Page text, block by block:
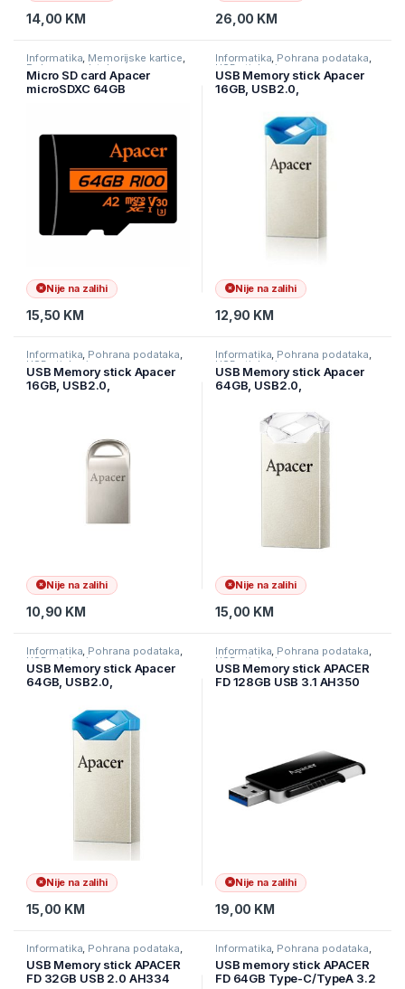
14,00 KM 26,00 KM
Informatika, Memorijske kartice,
Pohrana podataka
Micro SD card Apacer
microSDXC 64GB
Nije na zalihi
15,50 KM
Informatika, Pohrana podataka,
USB stickovi
USB Memory stick Apacer
16GB, USB2.0,
Nije na zalihi
12,90 KM
Informatika, Pohrana podataka,
USB stickovi
USB Memory stick Apacer
16GB, USB2.0,
Nije na zalihi
10,90 KM
Informatika, Pohrana podataka,
USB stickovi
USB Memory stick Apacer
64GB, USB2.0,
Nije na zalihi
15,00 KM
Informatika, Pohrana podataka,
USB stickovi
USB Memory stick Apacer
64GB, USB2.0,
Nije na zalihi
15,00 KM
Informatika, Pohrana podataka,
USB stickovi
USB Memory stick APACER
FD 128GB USB 3.1 AH350
Nije na zalihi
19,00 KM
Informatika Pohrana podataka
USB stickovi
USB Memory stick APACER
FD 32GB USB 2.0 AH334
Informatika Pohrana podataka
USB stickovi
USB memory stick APACER
FD 64GB Type-C/TypeA 3.2